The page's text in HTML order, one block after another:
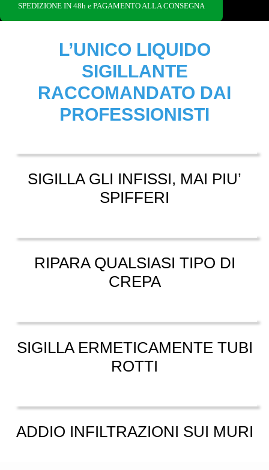
SPEDIZIONE IN 48h e PAGAMENTO ALLA CONSEGNA
L’UNICO LIQUIDO
SIGILLANTE
RACCOMANDATO DAI
PROFESSIONISTI
SIGILLA GLI INFISSI, MAI PIU’
SPIFFERI
RIPARA QUALSIASI TIPO DI
CREPA
SIGILLA ERMETICAMENTE TUBI
ROTTI
ADDIO INFILTRAZIONI SUI MURI